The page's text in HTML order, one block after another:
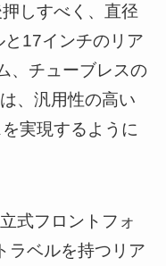
しすべく、直径
17インチのリア
、チューブレスの
、汎用性の高い
実現するように
式フロントフォ
ラベルを持つリア